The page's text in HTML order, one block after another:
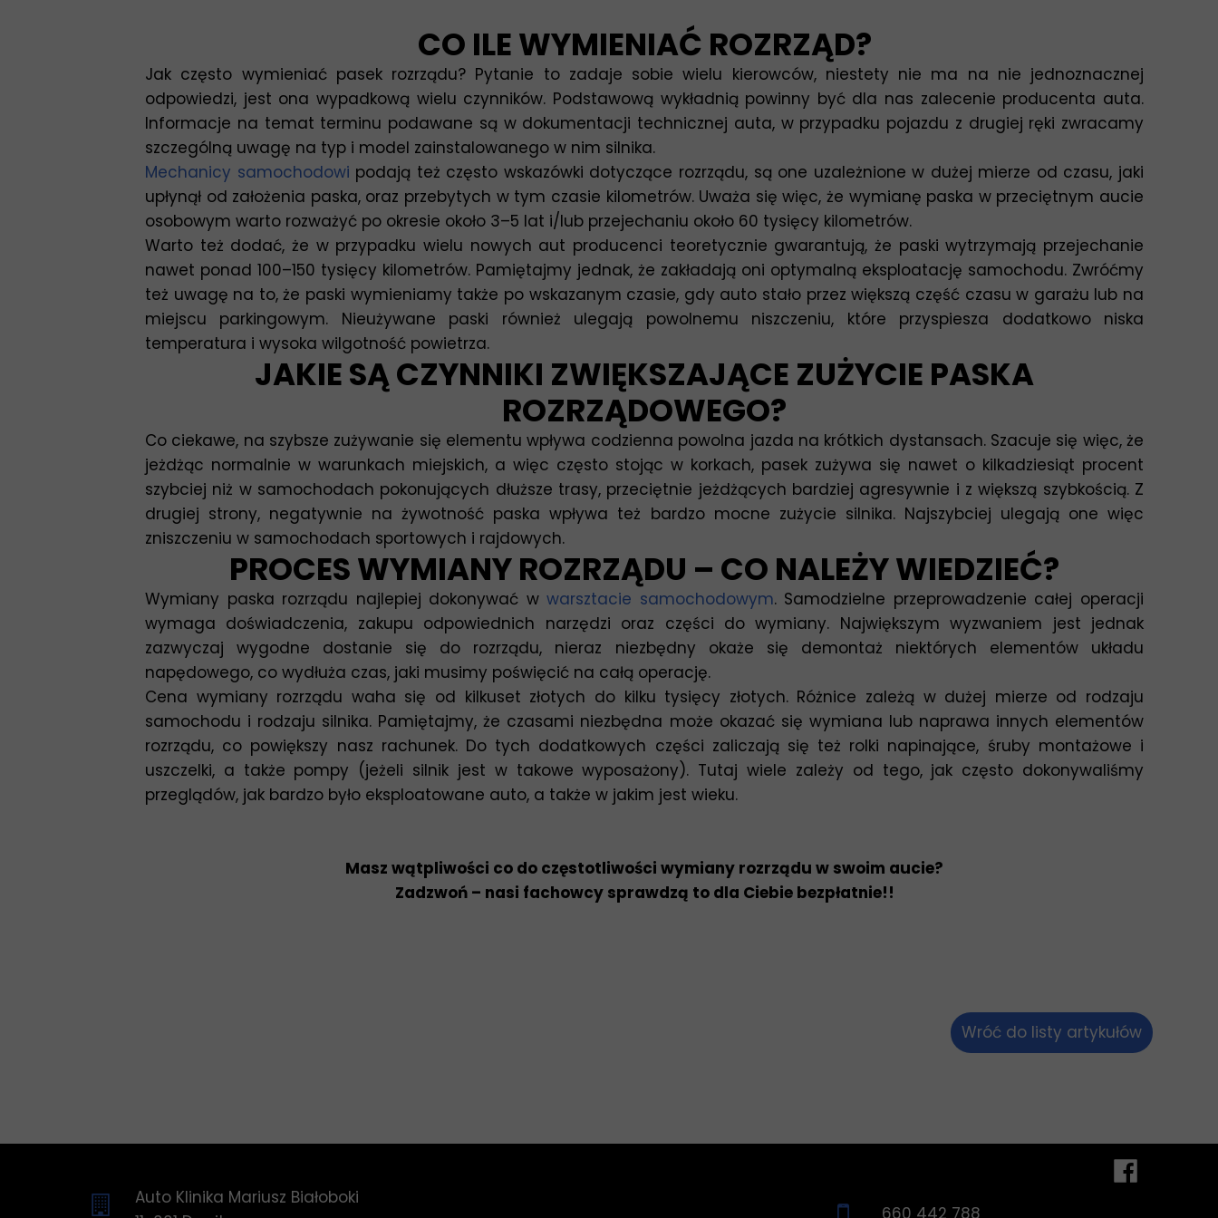
Wróć do listy artykułów
CO ILE WYMIENIAĆ ROZRZĄD?
Jak często wymieniać pasek rozrządu? Pytanie to zadaje sobie wielu kierowców, niestety nie ma na nie jednoznacznej
odpowiedzi, jest ona wypadkową wielu czynników. Podstawową wykładnią powinny być dla nas zalecenie producenta auta.
Informacje na temat terminu podawane są w dokumentacji technicznej auta, w przypadku pojazdu z drugiej ręki zwracamy
szczególną uwagę na typ i model zainstalowanego w nim silnika.
Mechanicy samochodowi podają też często wskazówki dotyczące rozrządu, są one uzależnione w dużej mierze od czasu, jaki
upłynął od założenia paska, oraz przebytych w tym czasie kilometrów. Uważa się więc, że wymianę paska w przeciętnym aucie
osobowym warto rozważyć po okresie około 3–5 lat i/lub przejechaniu około 60 tysięcy kilometrów.
Warto też dodać, że w przypadku wielu nowych aut producenci teoretycznie gwarantują, że paski wytrzymają przejechanie
nawet ponad 100–150 tysięcy kilometrów. Pamiętajmy jednak, że zakładają oni optymalną eksploatację samochodu. Zwróćmy
też uwagę na to, że paski wymieniamy także po wskazanym czasie, gdy auto stało przez większą część czasu w garażu lub na
miejscu parkingowym. Nieużywane paski również ulegają powolnemu niszczeniu, które przyspiesza dodatkowo niska
temperatura i wysoka wilgotność powietrza.
JAKIE SĄ CZYNNIKI ZWIĘKSZAJĄCE ZUŻYCIE PASKA
ROZRZĄDOWEGO?
Co ciekawe, na szybsze zużywanie się elementu wpływa codzienna powolna jazda na krótkich dystansach. Szacuje się więc, że
jeżdżąc normalnie w warunkach miejskich, a więc często stojąc w korkach, pasek zużywa się nawet o kilkadziesiąt procent
szybciej niż w samochodach pokonujących dłuższe trasy, przeciętnie jeżdżących bardziej agresywnie i z większą szybkością. Z
drugiej strony, negatywnie na żywotność paska wpływa też bardzo mocne zużycie silnika. Najszybciej ulegają one więc
zniszczeniu w samochodach sportowych i rajdowych.
PROCES WYMIANY ROZRZĄDU – CO NALEŻY WIEDZIEĆ?
Wymiany paska rozrządu najlepiej dokonywać wwarsztacie samochodowym. Samodzielne przeprowadzenie całej operacji
wymaga doświadczenia, zakupu odpowiednich narzędzi oraz części do wymiany. Największym wyzwaniem jest jednak
zazwyczaj wygodne dostanie się do rozrządu, nieraz niezbędny okaże się demontaż niektórych elementów układu
napędowego, co wydłuża czas, jaki musimy poświęcić na całą operację.
Cena wymiany rozrządu waha się od kilkuset złotych do kilku tysięcy złotych. Różnice zależą w dużej mierze od rodzaju
samochodu i rodzaju silnika. Pamiętajmy, że czasami niezbędna może okazać się wymiana lub naprawa innych elementów
rozrządu, co powiększy nasz rachunek. Do tych dodatkowych części zaliczają się też rolki napinające, śruby montażowe i
uszczelki, a także pompy (jeżeli silnik jest w takowe wyposażony). Tutaj wiele zależy od tego, jak często dokonywaliśmy
przeglądów, jak bardzo było eksploatowane auto, a także w jakim jest wieku.
Masz wątpliwości co do częstotliwości wymiany rozrządu w swoim aucie?
Zadzwoń – nasi fachowcy sprawdzą to dla Ciebie bezpłatnie!!
Auto Klinika Mariusz Białoboki
660 442 788